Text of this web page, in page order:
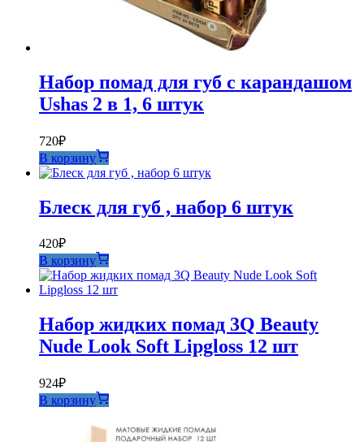
Набор помад для губ с карандашом
Ushas 2 в 1, 6 штук
720₽
В корзину
Блеск для губ , набор 6 штук
420₽
В корзину
Набор жидких помад 3Q Beauty
Nude Look Soft Lipgloss 12 шт
924₽
В корзину